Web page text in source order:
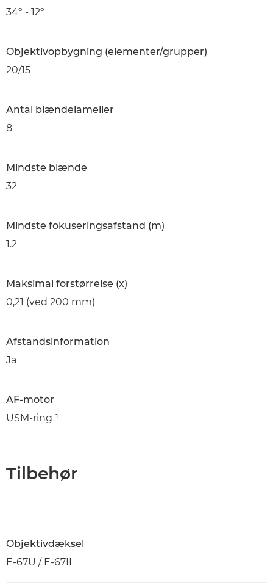
34º - 12º
Objektivopbygning (elementer/grupper)
20/15
Antal blændelameller
8
Mindste blænde
32
Mindste fokuseringsafstand (m)
1.2
Maksimal forstørrelse (x)
0,21 (ved 200 mm)
Afstandsinformation
Ja
AF-motor
USM-ring ¹
Tilbehør
Objektivdæksel
E-67U / E-67II